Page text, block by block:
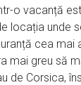
o vacanță
locația unde
cea mai
mai greu să
de Corsica,